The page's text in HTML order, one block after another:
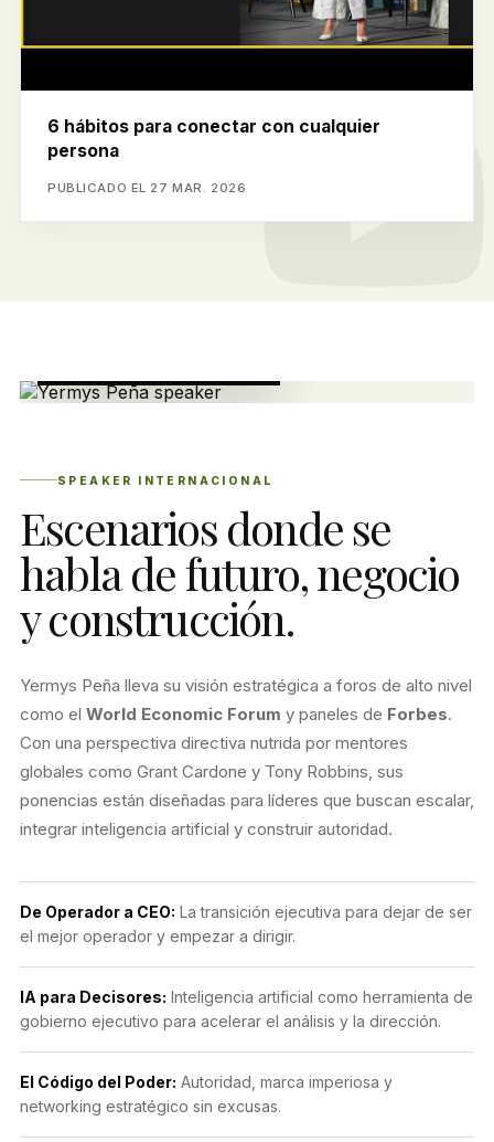
6 hábitos para conectar con cualquier
persona
PUBLICADO EL 27 MAR. 2026
SPEAKER INTERNACIONAL
Escenarios donde se
habla de futuro, negocio
y construcción.
Yermys Peña lleva su visión estratégica a foros de alto nivel
como el World Economic Forum y paneles de Forbes.
Con una perspectiva directiva nutrida por mentores
globales como Grant Cardone y Tony Robbins, sus
ponencias están diseñadas para líderes que buscan escalar,
integrar inteligencia artificial y construir autoridad.
De Operador a CEO: La transición ejecutiva para dejar de ser
el mejor operador y empezar a dirigir.
IA para Decisores: Inteligencia artificial como herramienta de
gobierno ejecutivo para acelerar el análisis y la dirección.
El Código del Poder: Autoridad, marca imperiosa y
networking estratégico sin excusas.